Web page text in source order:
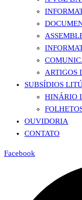
ARTIGOS
SUBSÍDIOS
HINÁRIO
OUVIDORIA
CONTATO
Facebook